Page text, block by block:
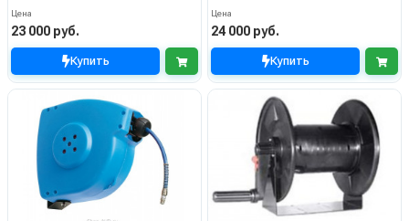
Цена
23 000 руб.
Купить
Цена
24 000 руб.
Купить